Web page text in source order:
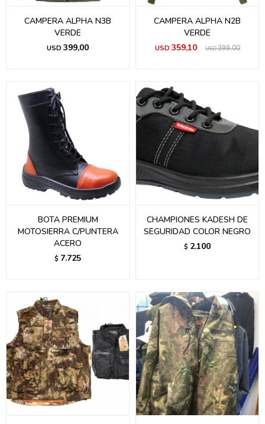
CAMPERA ALPHA N3B
VERDE
USD 399,00
CAMPERA ALPHA N2B
VERDE
USD 359,10 USD399,00
BOTA PREMIUM
MOTOSIERRA C/PUNTERA
ACERO
$ 7.725
CHAMPIONES KADESH DE
SEGURIDAD COLOR NEGRO
$ 2.100